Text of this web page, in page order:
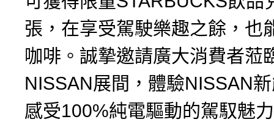
張，在享受駕駛樂趣之餘，也
咖啡。誠摯邀請廣大消費者蒞
NISSAN展間，體驗NISSAN
感受100%純電驅動的駕馭魅